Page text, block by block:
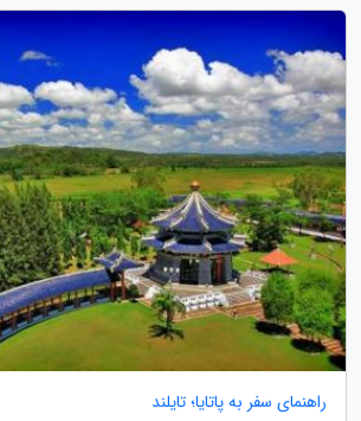
راهنمای سفر به پاتایا؛ تایلند